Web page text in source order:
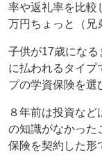
率や返礼率を比較
万円ちょっと（兄
子供が17歳になる
に払われるタイプ
プの学資保険を選
８年前は投資な
の知識がなかった
保険を契約した形